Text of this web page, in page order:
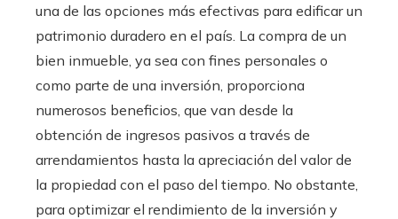
una de las opciones más efectivas para edificar un
patrimonio duradero en el país. La compra de un
bien inmueble, ya sea con fines personales o
como parte de una inversión, proporciona
numerosos beneficios, que van desde la
obtención de ingresos pasivos a través de
arrendamientos hasta la apreciación del valor de
la propiedad con el paso del tiempo. No obstante,
para optimizar el rendimiento de la inversión y